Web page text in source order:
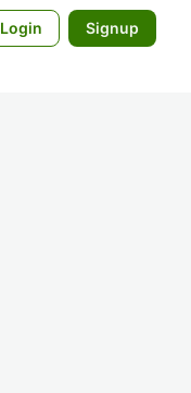
Login Signup